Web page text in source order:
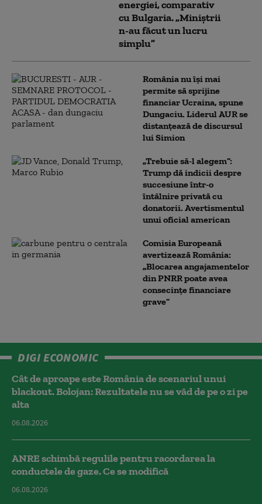
energiei, comparativ
cu Bulgaria. „Miniștrii
n-au făcut un lucru
simplu”
România nu își mai
permite să sprijine
financiar Ucraina, spune
Dungaciu. Liderul AUR se
distanțează de discursul
lui Simion
„Trebuie să-l alegem”:
Trump dă indicii despre
succesiune într-o
întâlnire privată cu
donatorii. Avertismentul
unui oficial american
Comisia Europeană
avertizează România:
„Blocarea angajamentelor
din PNRR poate avea
consecințe financiare
grave”
DIGI ECONOMIC
Cât de aproape este România de scenariul unui
blackout. Bolojan: Rezultatele nu se văd de pe o zi pe
alta
06.08.2026
ANRE schimbă regulile pentru racordarea la
conductele de gaze. Ce se modifică
06.08.2026